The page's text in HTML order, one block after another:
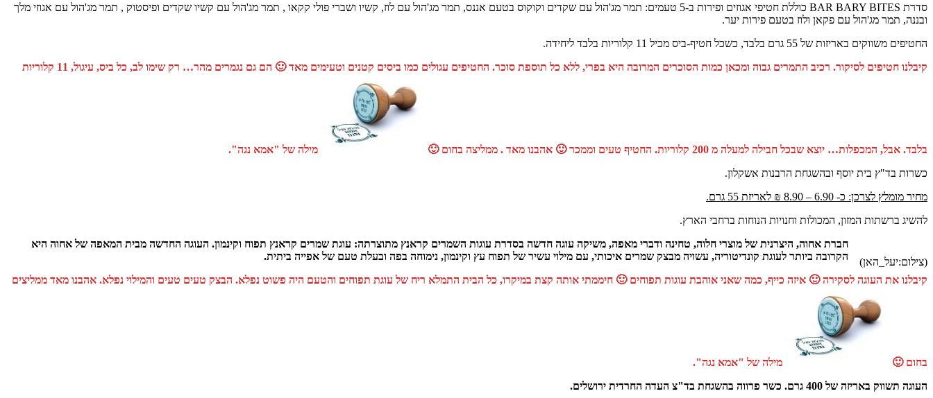
סדרת BAR BARY BITES כוללת חטיפי אגוזים ופירות ב-5 טעמים: תמר מג'הול עם שקדים וקוקוס בטעם אננס, תמר מג'הול עם לוז, קשיו ושברי פולי קקאו , תמר מג'הול עם קשיו שקדים ופיסטוק , תמר מג'הול עם אגוזי מלך
ובננה, תמר מג'הול עם פקאן ולוז בטעם פירות יער.
החטיפים משווקים באריזות של 55 גרם בלבד, כשכל חטיף-ביס מכיל 11 קלוריות בלבד ליחידה.
קיבלנו חטיפים לסיקור. רכיב התמרים גבוה ומכאן כמות הסוכרים המרובה היא בפרי, ללא כל תוספת סוכר. החטיפים עגולים כמו ביסים קטנים וטעימים מאד 🙂 הם גם נגמרים מהר… רק שימו לב, כל ביס, עיגול, 11 קלוריות
בלבד. אבל, המכפלות… יוצא שבכל חבילה למעלה מ 200 קלוריות. החטיף טעים וממכר 🙂 אהבנו מאד . ממליצה בחום 🙂
מילה של "אמא נגה".
כשרות בד"ץ בית יוסף ובהשגחת הרבנות אשקלון.
מחיר מומלץ לצרכן: כ- 6.90 – 8.90 ₪ לאריזת 55 גרם.
להשיג ברשתות המזון, המכולות וחנויות הנוחות ברחבי הארץ.
(צילום:יעל_האן)
חברת אחוה, היצרנית של מוצרי חלוה, טחינה ודברי מאפה, משיקה עוגה חדשה בסדרת עוגות השמרים קראנץ מתוצרתה: עוגת שמרים קראנץ תפוח וקינמון. העוגה החדשה מבית המאפה של אחוה היא
הקרובה ביותר לעוגת קונדיטוריה, עשויה מבצק שמרים איכותי, עם מילוי עשיר של תפוח עץ וקינמון, נימוחה בפה ובעלת טעם של אפייה ביתית.
קיבלנו את העוגה לסקירה 🙂 איזה כייף, כמה שאני אוהבת עוגות תפוחים 🙂 חיממתי אותה קצת במיקרו, כל הבית התמלא ריח של עוגת תפוחים והטעם היה פשוט נפלא. הבצק טעים טעים והמילוי נפלא. אהבנו מאד ממליצים
בחום 🙂
מילה של "אמא נגה".
העוגה תשווק באריזה של 400 גרם. כשר פרווה בהשגחת בד"צ העדה החרדית ירושלים.